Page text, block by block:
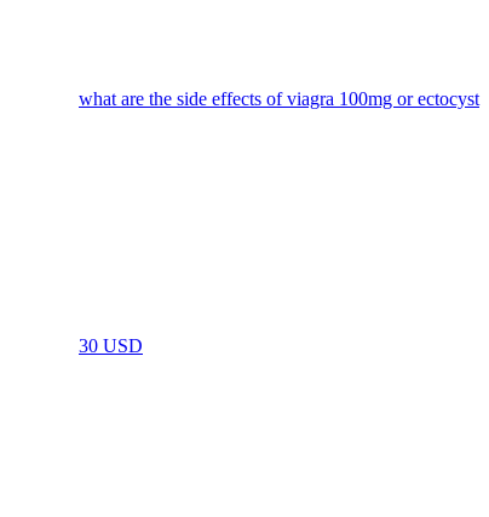
what are the side effects of viagra 100mg or ectocyst
30 USD